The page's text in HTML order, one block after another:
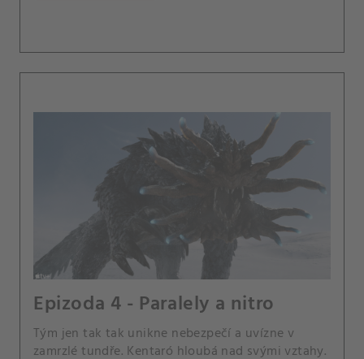
Epizoda 4 - Paralely a nitro
Tým jen tak tak unikne nebezpečí a uvízne v
zamrzlé tundře. Kentaró hloubá nad svými vztahy.